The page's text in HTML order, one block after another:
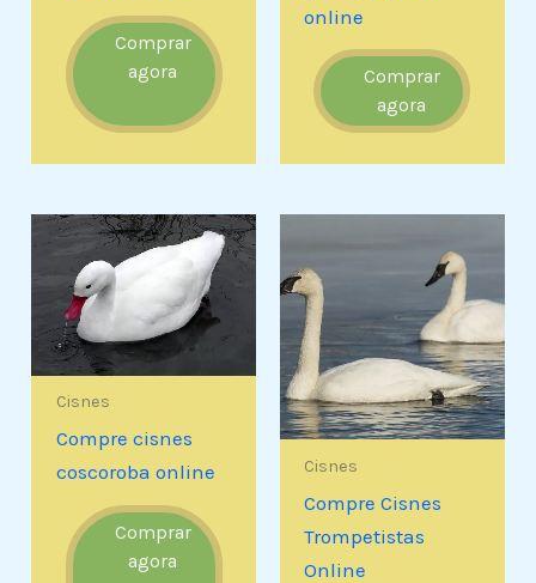
Comprar
agora
online
Comprar
agora
Cisnes
Compre cisnes
coscoroba online
Comprar
agora
Cisnes
Compre Cisnes
Trompetistas
Online